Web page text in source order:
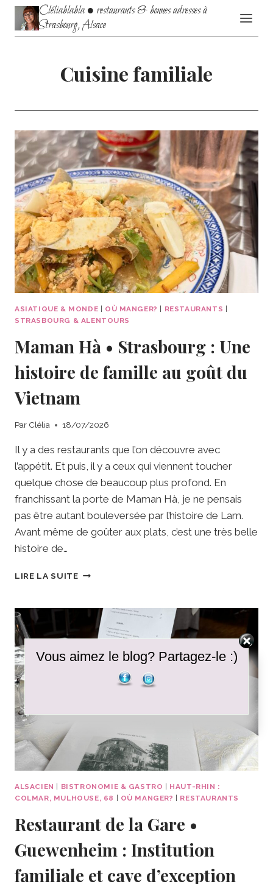
Aller
contenu
Cléliablabla • restaurants & bonnes adresses à
Strasbourg, Alsace
Cuisine familiale
ASIATIQUE & MONDE | OÙ MANGER? | RESTAURANTS |
STRASBOURG & ALENTOURS
Maman Hà • Strasbourg : Une
histoire de famille au goût du
Vietnam
Par Clélia 18/07/2026
Il y a des restaurants que l’on découvre avec
l’appétit. Et puis, il y a ceux qui viennent toucher
quelque chose de beaucoup plus profond. En
franchissant la porte de Maman Hà, je ne pensais
pas être autant bouleversée par l’histoire de Lam.
Avant même de goûter aux plats, c’est une très belle
histoire de…
LIRE LA SUITEMAMAN
STRASBOURG
UNE
HISTOIRE
DE
DU
ALSACIEN | BISTRONOMIE & GASTRO | HAUT-RHIN :
COLMAR, MULHOUSE, 68 | OÙ MANGER? | RESTAURANTS
Restaurant de la Gare •
Guewenheim : Institution
familiale et cave d’exception
Vous aimez le blog? Partagez-le :)